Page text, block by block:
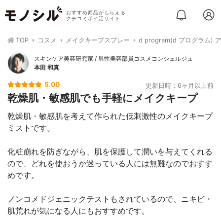
おすすめ商品がもらえる
クチコミポイ活サイト
TOP コスメ メイクキープスプレー d program(d プログラム)
スキンケア美容研究家 / 男性美容部員コスメコンシェルジュ
本田 和真
5.00 更新日時：6ヶ月以上前
乾燥肌・敏感肌でも手軽にメイクキープ
乾燥肌・敏感肌を考えて作られた低刺激性のメイクキープ
ミストです。
化粧崩れを防ぎながら、肌を保護して潤いを与えてくれる
ので、どれを使おうか迷っている人には無難なのでおすす
めです。
ノンコメドジェニックテストもされているので、ニキビ・
肌荒れが気になる人にもおすすめです。